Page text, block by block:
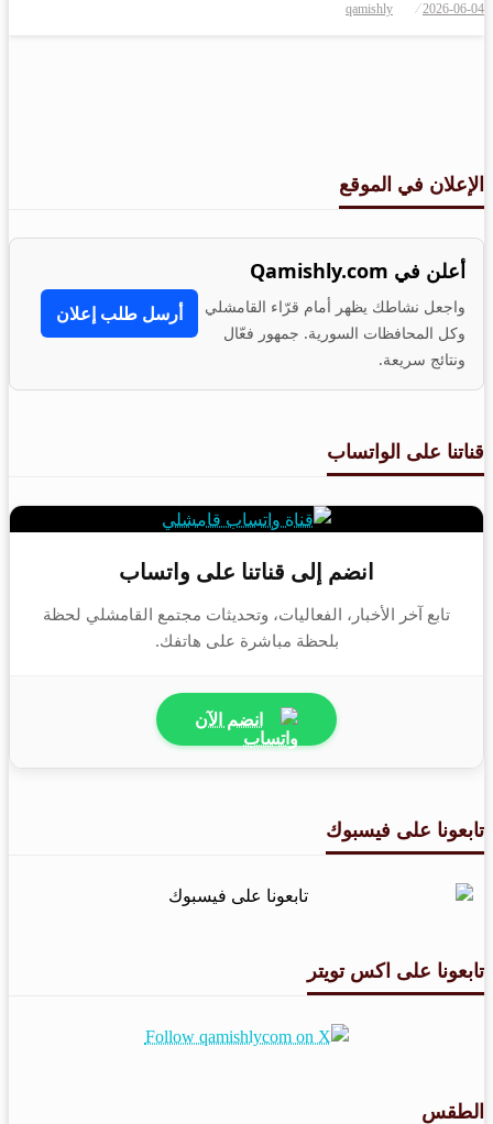
2026-06-04
qamishly
الإعلان في الموقع
أعلن في Qamishly.com
واجعل نشاطك يظهر أمام قرّاء القامشلي
وكل المحافظات السورية. جمهور فعّال
ونتائج سريعة.
أرسل طلب إعلان
قناتنا على الواتساب
انضم إلى قناتنا على واتساب
تابع آخر الأخبار، الفعاليات، وتحديثات مجتمع القامشلي لحظة
بلحظة مباشرة على هاتفك.
انضم الآن
تابعونا على فيسبوك
تابعونا على اكس تويتر
الطقس